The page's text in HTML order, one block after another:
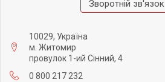
Зворотній зв'язок
10029, Україна
м. Житомир
провулок 1-ий Сінний, 4
0 800 217 232